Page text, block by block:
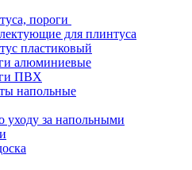
пороги
для плинтуса
пластиковый
алюминиевые
ПВХ
напольные
уходу за напольными